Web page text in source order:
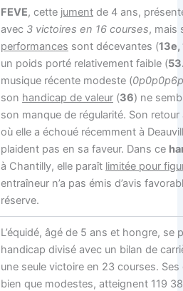
FEVE, cette jument de 4 ans,
avec 3 victoires en 16 courses, mais
performances sont décevantes (13e,
un poids porté relativement faible (
musique récente modeste (
son handicap de valeur (36) ne
son manque de régularité. Son
où elle a échoué récemment à
plaident pas en sa faveur. Dans ce
à Chantilly, elle paraît limitée pour
entraîneur n’a pas émis d’avis
réserve.
L’équidé, âgé de 5 ans et hongre, se
handicap divisé avec un bilan de
une seule victoire en 23 courses.
bien que modestes, atteignent 119